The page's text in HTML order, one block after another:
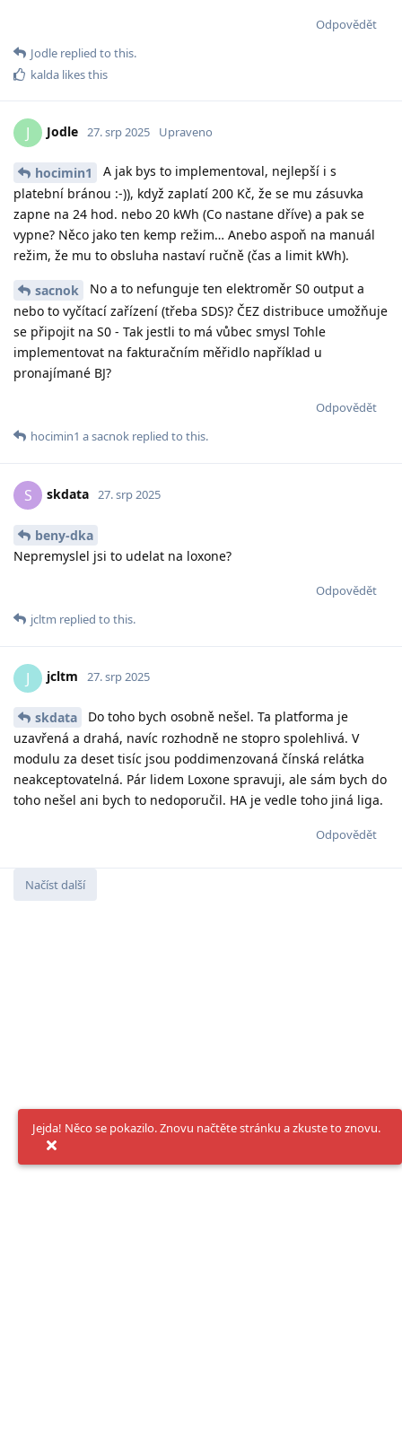
Odpovědět
Jodle replied to this.
kalda likes this
J Jodle 27. srp 2025 Upraveno
hocimin1
A jak bys to implementoval, nejlepší i s
platební bránou :-)), když zaplatí 200 Kč, že se mu zásuvka
zapne na 24 hod. nebo 20 kWh (Co nastane dříve) a pak se
vypne? Něco jako ten kemp režim… Anebo aspoň na manuál
režim, že mu to obsluha nastaví ručně (čas a limit kWh).
sacnok
No a to nefunguje ten elektroměr S0 output a
nebo to vyčítací zařízení (třeba SDS)? ČEZ distribuce umožňuje
se připojit na S0 - Tak jestli to má vůbec smysl Tohle
implementovat na fakturačním měřidlo například u
pronajímané BJ?
Odpovědět
hocimin1 asacnok replied to this.
S skdata 27. srp 2025
beny-dka
Nepremyslel jsi to udelat na loxone?
Odpovědět
jcltm replied to this.
J jcltm 27. srp 2025
skdata
Do toho bych osobně nešel. Ta platforma je
uzavřená a drahá, navíc rozhodně ne stopro spolehlivá. V
modulu za deset tisíc jsou poddimenzovaná čínská relátka
neakceptovatelná. Pár lidem Loxone spravuji, ale sám bych do
toho nešel ani bych to nedoporučil. HA je vedle toho jiná liga.
Odpovědět
Načíst další
Jejda! Něco se pokazilo. Znovu načtěte stránku a zkuste to znovu.